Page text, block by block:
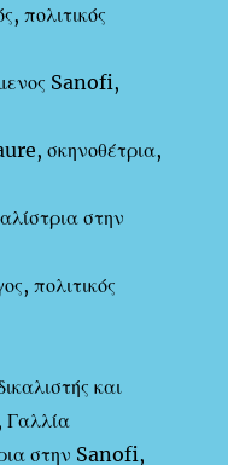
πολιτικός
Sanofi,
σκηνοθέτρια,
στην
πολιτικός
και
στην Sanofi,